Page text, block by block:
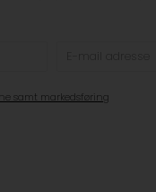
samt markedsføring